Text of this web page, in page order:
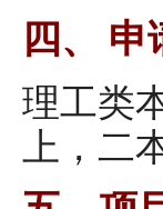
四、
理工类
上，二